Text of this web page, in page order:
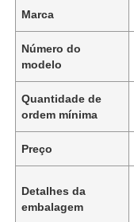
Marca
Número do
modelo
Quantidade de
ordem mínima
Preço
Detalhes da
embalagem